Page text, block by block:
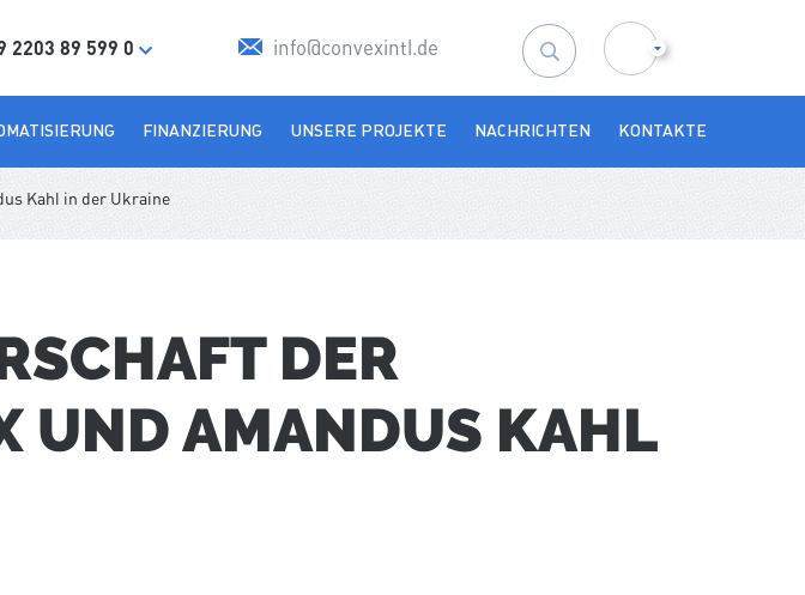
2203 89 599 0 info@convexintl.de
Suchen
FINANZIERUNG UNSERE PROJEKTE NACHRICHTEN KONTAKTE
Kahl in der Ukraine
DER
UND AMANDUS KAHL